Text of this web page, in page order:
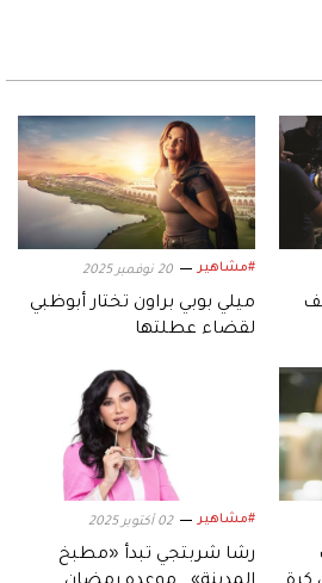
#مشاهير 20 نوفمبر 2025
ميلي بوبي براون تختار أبوظبي
لقضاء عطلتها
#مشاهير 02 أكتوبر 2025
رشا شربتجي تبدأ «مطبخ